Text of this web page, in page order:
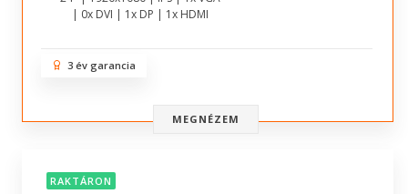
| 0x DVI | 1x DP | 1x HDMI
3 év garancia
MEGNÉZEM
RAKTÁRON